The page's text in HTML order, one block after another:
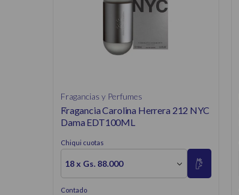
Fragancias y Perfumes
Fragancia Carolina Herrera 212 NYC
Dama EDT100ML
Chiqui cuotas
18 x Gs. 88.000
Contado